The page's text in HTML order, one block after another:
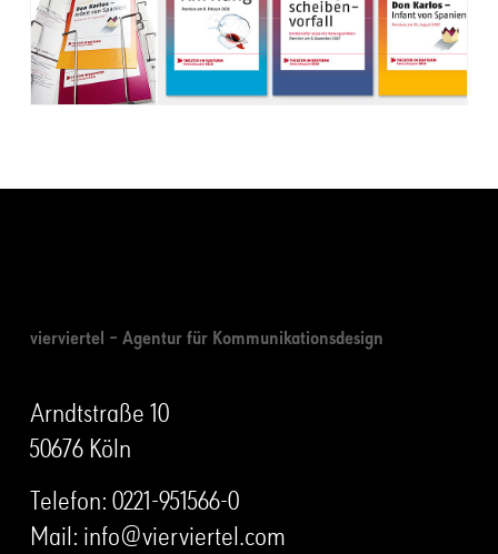
vierviertel – Agentur für Kommunikationsdesign
Arndtstraße 10
50676 Köln
Telefon:0221-951566-0
Mail: info@vierviertel.com